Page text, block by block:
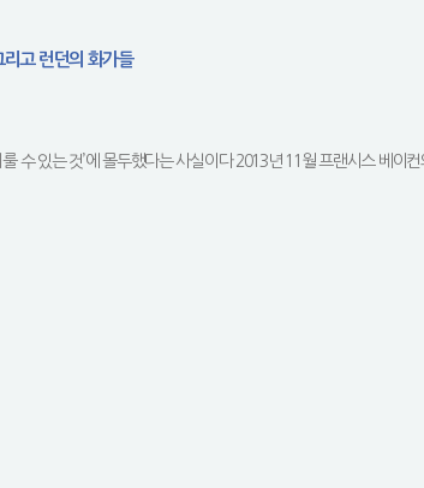
고 런던의 화가들
수 있는 것’에 몰두했다는 사실이다 2013년 11월 프랜시스 베이컨